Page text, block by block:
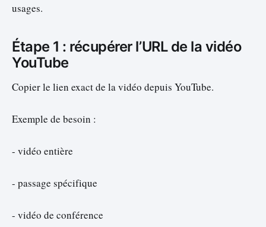
usages.
Étape 1 : récupérer l’URL de la vidéo
YouTube
Copier le lien exact de la vidéo depuis YouTube.
Exemple de besoin :
- vidéo entière
- passage spécifique
- vidéo de conférence